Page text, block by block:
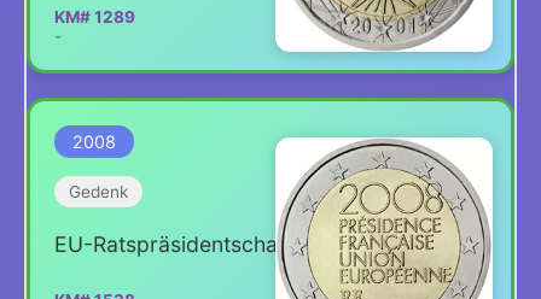
KM# 1289
-
2008
Gedenk
EU-Ratspräsidentschaft